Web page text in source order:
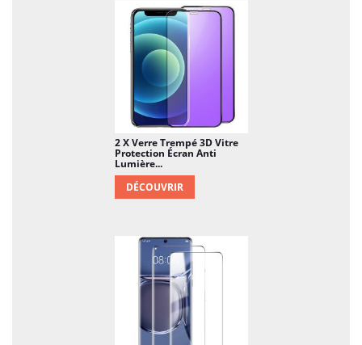
2 X Verre Trempé 3D Vitre
Protection Écran Anti
Lumière...
DÉCOUVRIR